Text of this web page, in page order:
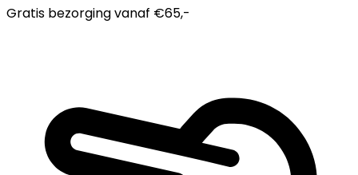
Gratis bezorgingvanaf €65,-